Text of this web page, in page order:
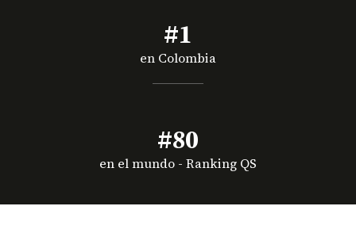
#1
en Colombia
#80
en el mundo - Ranking QS